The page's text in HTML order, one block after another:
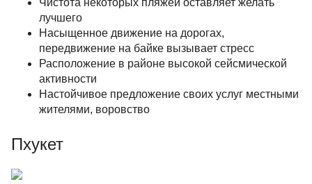
Чистота некоторых пляжей оставляет желать
лучшего
Насыщенное движение на дорогах,
передвижение на байке вызывает стресс
Расположение в районе высокой сейсмической
активности
Настойчивое предложение своих услуг местными
жителями, воровство
Пхукет